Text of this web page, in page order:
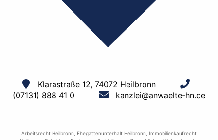
Klarastraße 12, 74072 Heilbronn
(07131) 888 41 0
kanzlei@anwaelte-hn.de
Arbeitsrecht Heilbronn Ehegattenunterhalt Heilbronn
Immobilienkaufrecht